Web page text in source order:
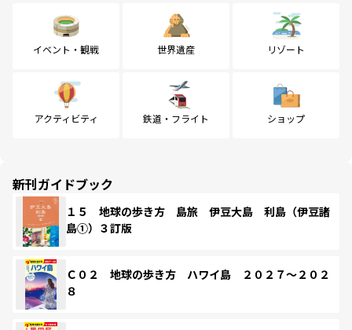
イベント・観戦 世界遺産 リゾート
アクティビティ 鉄道・フライト ショップ
新刊ガイドブック
１５ 地球の歩き方 島旅 伊豆大島 利島（伊豆諸
島①）３訂版
Ｃ０２ 地球の歩き方 ハワイ島 ２０２７～２０２
８